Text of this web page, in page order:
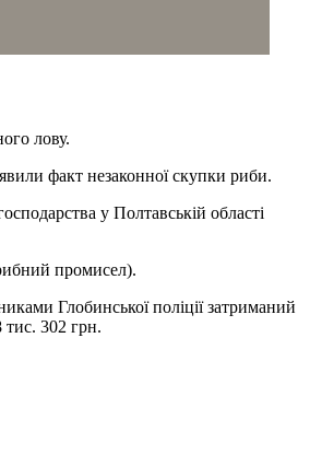
лову.
факт незаконної скупки риби.
у Полтавській області
промисел).
Глобинської поліції затриманий
тис. 302 грн.